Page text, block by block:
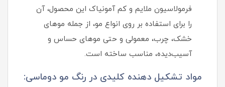
فرمولاسیون ملایم و کم‌ آمونیاک این محصول، آن
را برای استفاده بر روی انواع مو، از جمله موهای
خشک، چرب، معمولی و حتی موهای حساس و
آسیب‌دیده، مناسب ساخته است.
مواد تشکیل دهنده کلیدی در رنگ مو دوماسی: